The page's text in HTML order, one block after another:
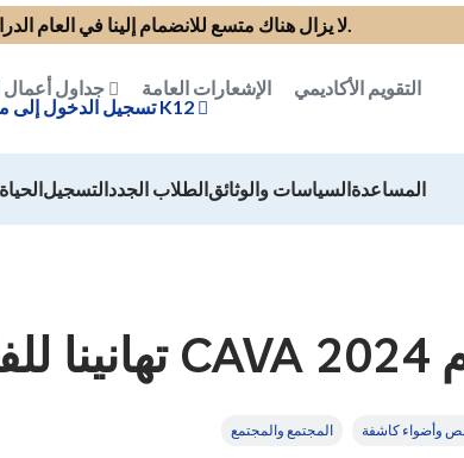
لا يزال هناك متسع للانضمام إلينا في العام الدراسي.
جداول الإشعارات العامة
التقويم الأكاديمي
تسجيل الدخول إلى مدرسة K12
التسجيلالطلاب الجددالسياسات والوثائقالمساعدة
المجتمع والمجتمع وأضواء كاشفة